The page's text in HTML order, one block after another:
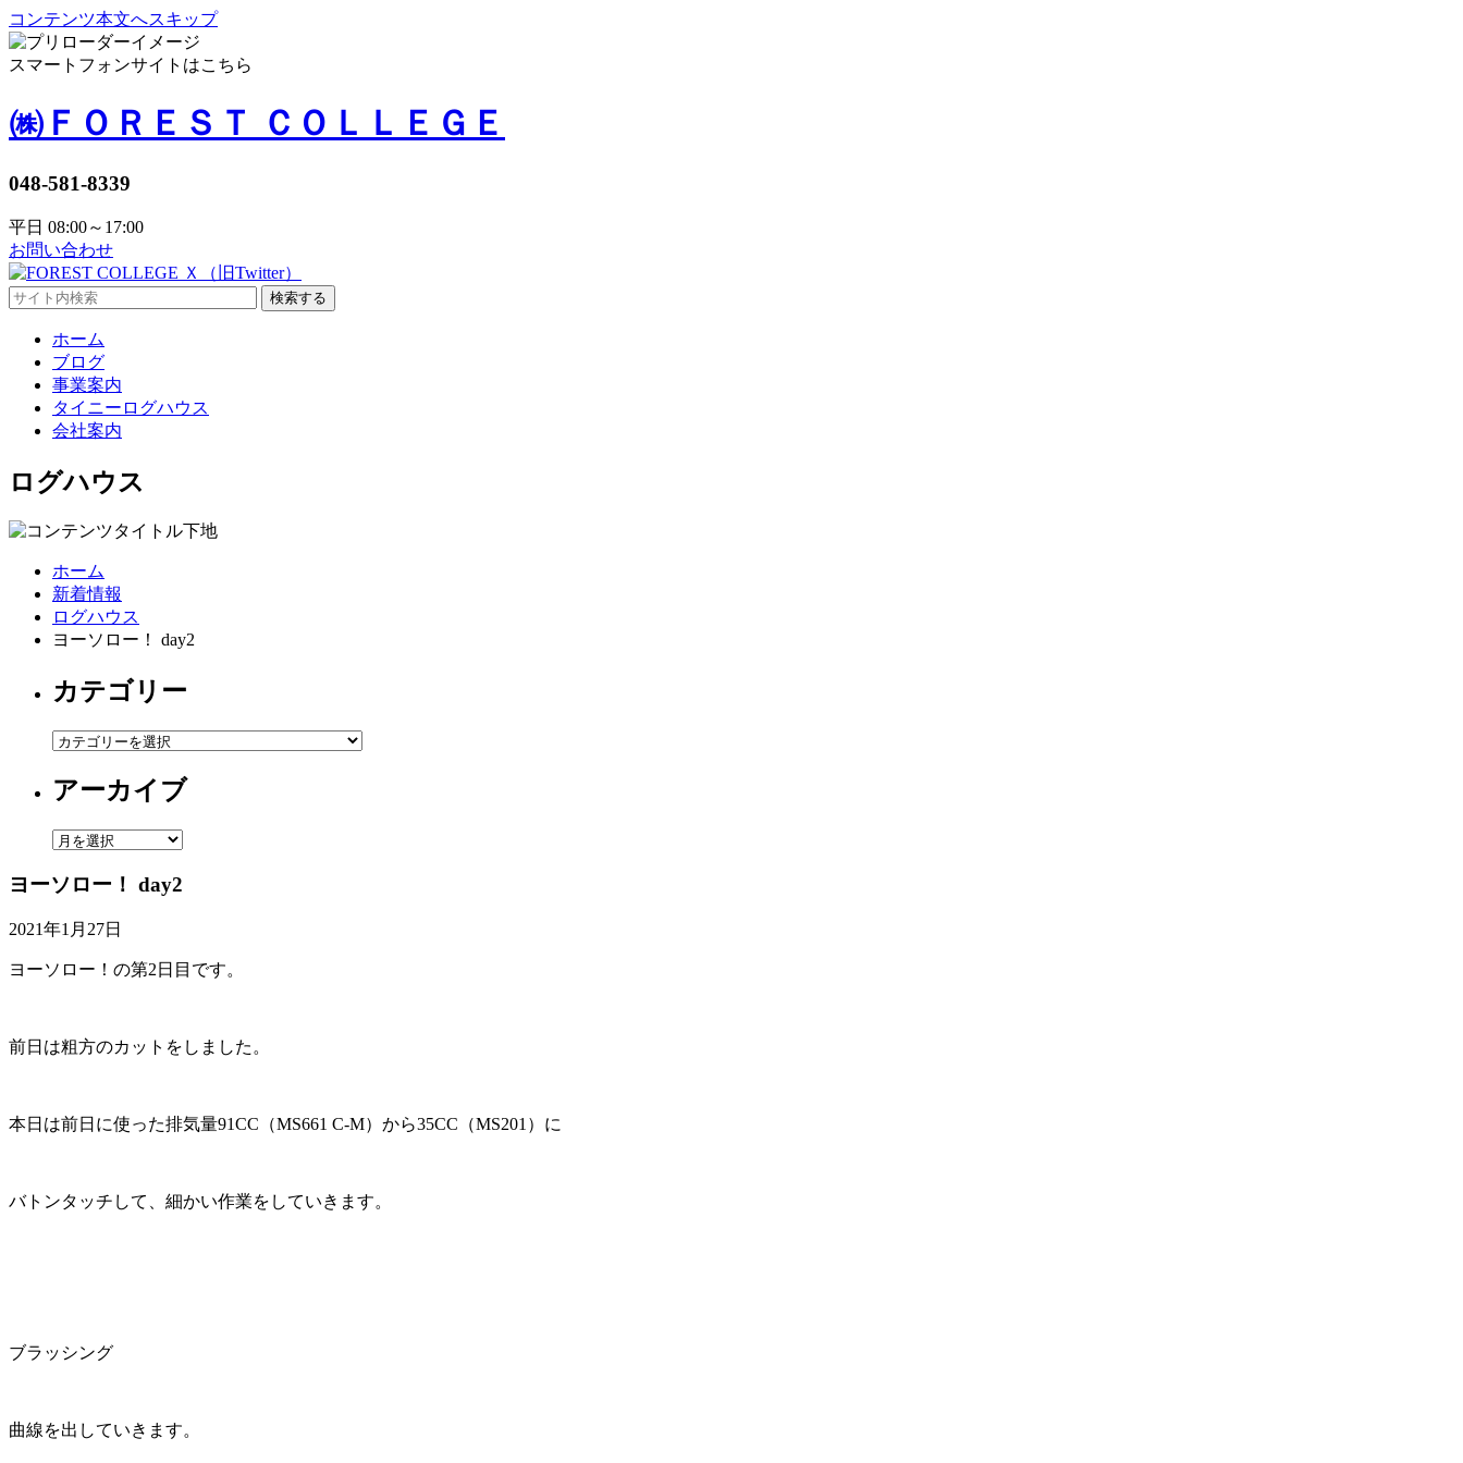
コンテンツ本文へスキップ
スマートフォンサイトはこちら
㈱ＦＯＲＥＳＴ ＣＯＬＬＥＧＥ
048-581-8339
平日 08:00～17:00
お問い合わせ
検索する
ホーム
ブログ
事業案内
タイニーログハウス
会社案内
ログハウス
ホーム
新着情報
ログハウス
ヨーソロー！ day2
カテゴリー
カ
ゴ
ー
アーカイブ
ア
カ
ブ
ヨーソロー！ day2
2021年1月27日
ヨーソロー！の第2日目です。
前日は粗方のカットをしました。
本日は前日に使った排気量91CC（MS661 C-M）から35CC（MS201）に
バトンタッチして、細かい作業をしていきます。
ブラッシング
曲線を出していきます。